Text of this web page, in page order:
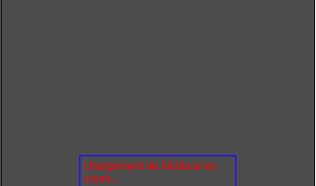
chargement de l'éditeur en
cours...